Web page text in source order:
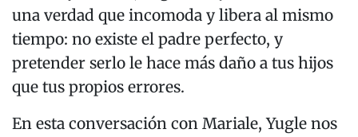
una verdad que incomoda y libera al mismo
tiempo: no existe el padre perfecto, y
pretender serlo le hace más daño a tus hijos
que tus propios errores.
En esta conversación con Mariale, Yugle nos